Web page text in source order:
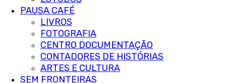
PAUSA CAFÉ
LIVROS
FOTOGRAFIA
CENTRO DOCUMENTAÇÃO
CONTADORES DE HISTÓRIAS
ARTES E CULTURA
SEM FRONTEIRAS